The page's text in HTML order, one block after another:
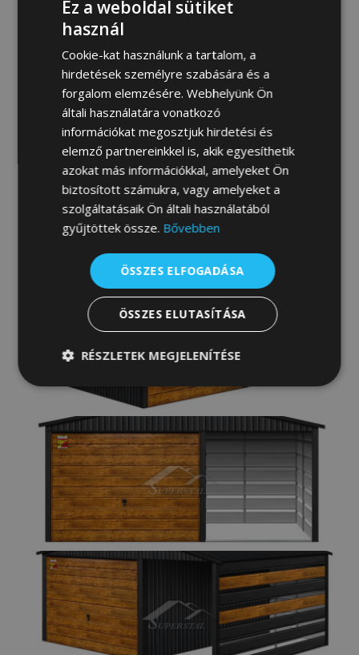
Fotógaléria:
Ez a weboldal sütiket
használ
Cookie-kat használunk a tartalom, a
hirdetések személyre szabására és a
forgalom elemzésére. Webhelyünk Ön
általi használatára vonatkozó
információkat megosztjuk hirdetési és
elemző partnereinkkel is, akik egyesíthetik
azokat más információkkal, amelyeket Ön
biztosított számukra, vagy amelyeket a
szolgáltatásaik Ön általi használatából
gyűjtöttek össze. Bővebben
ÖSSZES ELFOGADÁSA
ÖSSZES ELUTASÍTÁSA
RÉSZLETEK MEGJELENÍTÉSE
Elengedhetetlenül
szükséges
Teljesítmény
Célzás Funkcionalitás
Besorolatlan